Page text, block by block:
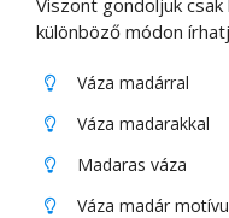
különböző módon
Váza madárral
Váza madarakkal
Madaras váza
Váza madár